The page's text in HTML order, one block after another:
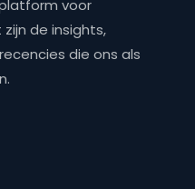
voor
de insights,
die ons als